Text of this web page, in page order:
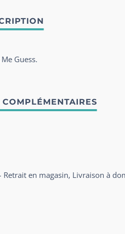
Guess.
Retrait en magasin, Livraison à